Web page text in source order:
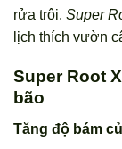
rửa trôi. Super
lịch thích vườn
Super Root
bão
Tăng độ bám